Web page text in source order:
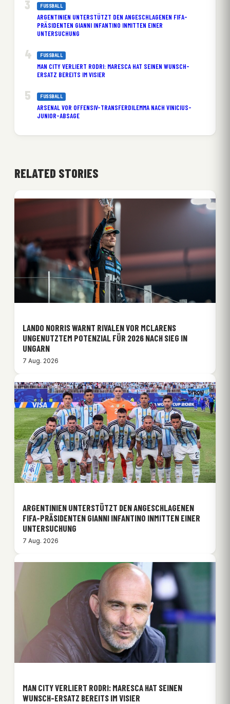
FUSSBALL
ARGENTINIEN UNTERSTÜTZT DEN ANGESCHLAGENEN FIFA-
PRÄSIDENTEN GIANNI INFANTINO INMITTEN EINER
UNTERSUCHUNG
FUSSBALL
MAN CITY VERLIERT RODRI: MARESCA HAT SEINEN WUNSCH-
ERSATZ BEREITS IM VISIER
FUSSBALL
ARSENAL VOR OFFENSIV-TRANSFERDILEMMA NACH VINICIUS-
JUNIOR-ABSAGE
RELATED STORIES
LANDO NORRIS WARNT RIVALEN VOR MCLARENS
UNGENUTZTEM POTENZIAL FÜR 2026 NACH SIEG IN
UNGARN
7 Aug. 2026
ARGENTINIEN UNTERSTÜTZT DEN ANGESCHLAGENEN
FIFA-PRÄSIDENTEN GIANNI INFANTINO INMITTEN EINER
UNTERSUCHUNG
7 Aug. 2026
MAN CITY VERLIERT RODRI: MARESCA HAT SEINEN
WUNSCH-ERSATZ BEREITS IM VISIER